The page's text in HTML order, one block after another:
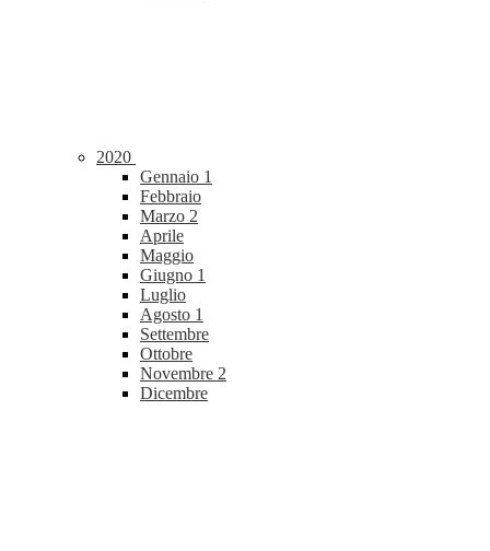
2020
Gennaio 1
Febbraio
Marzo 2
Aprile
Maggio
Giugno 1
Luglio
Agosto 1
Settembre
Ottobre
Novembre 2
Dicembre